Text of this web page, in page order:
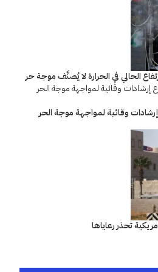
الحالي في الحرارة لا يُصنَّف موجة حر
وقائية لمواجهة موجة الحر
تحذر رعاياها